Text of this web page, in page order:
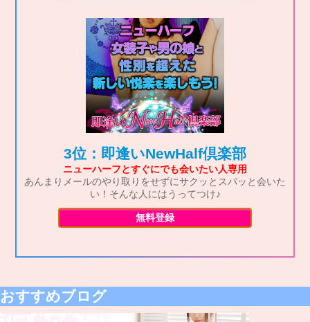
3位：即逢いNewHalf倶楽部
ニューハーフとすぐにでも会いたい人専用
あんまりメールのやり取りをせずにサクッとスパッと会いた
い！そんな人にはうってつけ♪
無料登録
おすすめブログ